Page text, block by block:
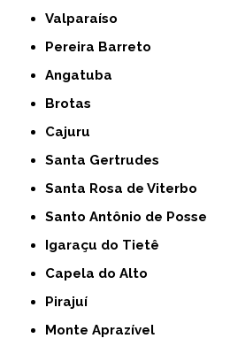
Valparaíso
Pereira Barreto
Angatuba
Brotas
Cajuru
Santa Gertrudes
Santa Rosa de Viterbo
Santo Antônio de Posse
Igaraçu do Tietê
Capela do Alto
Pirajuí
Monte Aprazível